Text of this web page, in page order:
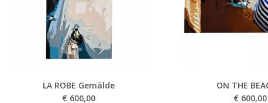
LA ROBE Gemälde
€ 600,00
ON THE
€ 600,00